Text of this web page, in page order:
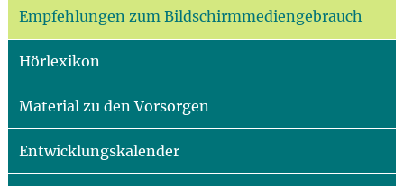
Empfehlungen zum Bildschirmmediengebrauch
Hörlexikon
Material zu den Vorsorgen
Entwicklungskalender